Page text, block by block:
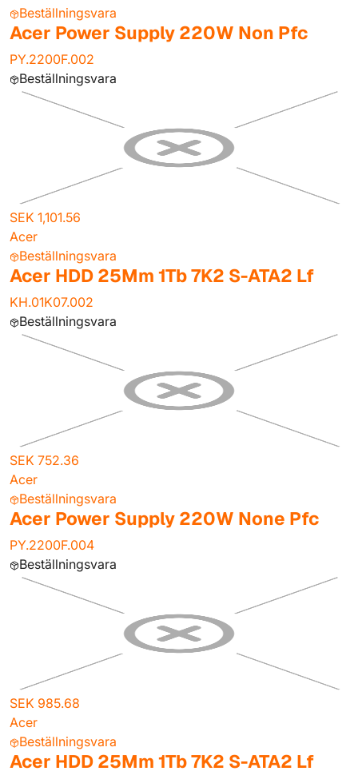
Beställningsvara
Acer Power Supply 220W Non Pfc
PY.2200F.002
Beställningsvara
SEK 1,101.56
Acer
Beställningsvara
Acer HDD 25Mm 1Tb 7K2 S-ATA2 Lf
KH.01K07.002
Beställningsvara
SEK 752.36
Acer
Beställningsvara
Acer Power Supply 220W None Pfc
PY.2200F.004
Beställningsvara
SEK 985.68
Acer
Beställningsvara
Acer HDD 25Mm 1Tb 7K2 S-ATA2 Lf